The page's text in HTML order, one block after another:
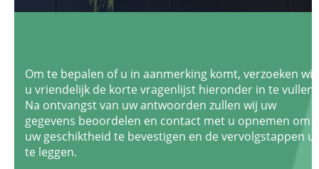
Om te bepalen of u in aanmerking komt, verzoeken wij
u vriendelijk de korte vragenlijst hieronder in te vullen.
Na ontvangst van uw antwoorden zullen wij uw
gegevens beoordelen en contact met u opnemen om
uw geschiktheid te bevestigen en de vervolgstappen
te leggen.